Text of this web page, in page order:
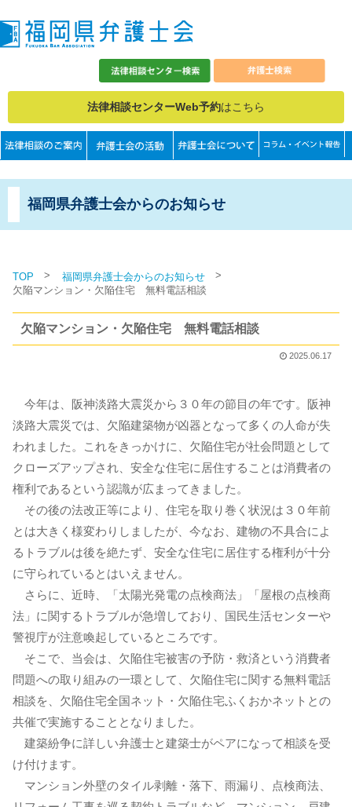
法律相談センターWeb予約はこちら
福岡県弁護士会からのお知らせ
TOP > 福岡県弁護士会からのお知らせ >
欠陥マンション・欠陥住宅 無料電話相談
欠陥マンション・欠陥住宅 無料電話相談
2025.06.17
今年は、阪神淡路大震災から３０年の節目の年です。阪神
淡路大震災では、欠陥建築物が凶器となって多くの人命が失
われました。これをきっかけに、欠陥住宅が社会問題として
クローズアップされ、安全な住宅に居住することは消費者の
権利であるという認識が広まってきました。
その後の法改正等により、住宅を取り巻く状況は３０年前
とは大きく様変わりしましたが、今なお、建物の不具合によ
るトラブルは後を絶たず、安全な住宅に居住する権利が十分
に守られているとはいえません。
さらに、近時、「太陽光発電の点検商法」「屋根の点検商
法」に関するトラブルが急増しており、国民生活センターや
警視庁が注意喚起しているところです。
そこで、当会は、欠陥住宅被害の予防・救済という消費者
問題への取り組みの一環として、欠陥住宅に関する無料電話
相談を、欠陥住宅全国ネット・欠陥住宅ふくおかネットとの
共催で実施することとなりました。
建築紛争に詳しい弁護士と建築士がペアになって相談を受
け付けます。
マンション外壁のタイル剥離・落下、雨漏り、点検商法、